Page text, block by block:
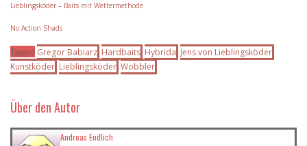
Lieblingsköder – Baits mit Wettermethode
No Action Shads
Tagged Gregor Babiarz Hardbaits Hybrida Jens von Lieblingsköder
Kunstköder Lieblingsköder Wobbler
Über den Autor
Andreas Endlich